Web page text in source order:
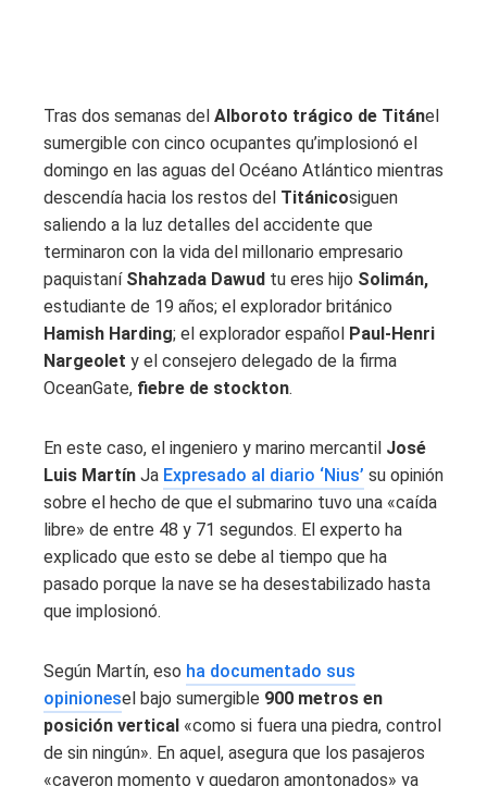
Tras dos semanas del Alboroto trágico de Titánel
sumergible con cinco ocupantes qu’implosionó el
domingo en las aguas del Océano Atlántico mientras
descendía hacia los restos del Titánicosiguen
saliendo a la luz detalles del accidente que
terminaron con la vida del millonario empresario
paquistaní Shahzada Dawud tu eres hijo Solimán,
estudiante de 19 años; el explorador británico
Hamish Harding; el explorador español
Paul-Henri
Nargeolet y el consejero delegado de la firma
OceanGate, fiebre de stockton.
En este caso, el ingeniero y marino mercantil José
Luis Martín Ja Expresado al diario ‘Nius’ su opinión
sobre el hecho de que el submarino tuvo una «caída
libre» de entre 48 y 71 segundos. El experto ha
explicado que esto se debe al tiempo que ha
pasado porque la nave se ha desestabilizado hasta
que implosionó.
Según Martín, eso ha documentado sus
opinionesel bajo sumergible 900 metros en
posición vertical «como si fuera una piedra, control
de sin ningún». En aquel, asegura que los pasajeros
«cayeron momento y quedaron amontonados» ya